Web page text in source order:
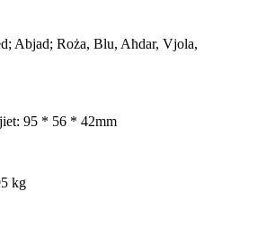
Abjad; Roża, Blu, Aħdar, Vjola,
95 * 56 * 42mm
kg